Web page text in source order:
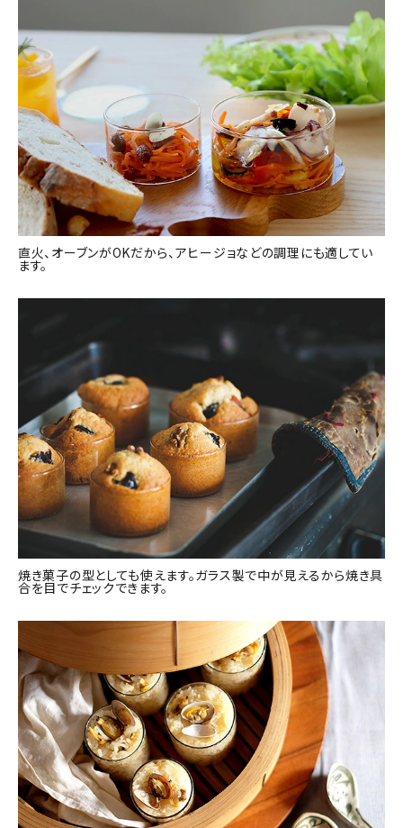
直火、オーブンがOKだから、アヒージョなどの調理にも適してい
ます。
焼き菓子の型としても使えます。ガラス製で中が見えるから焼き具
合を目でチェックできます。